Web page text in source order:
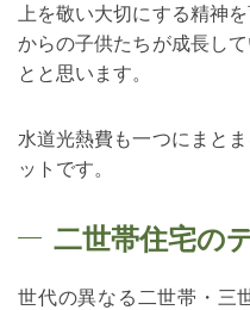
上を敬い大切にする精神
からの子供たちが成長し
とと思います。
水道光熱費も一つにまと
ットです。
二世帯住宅の
世代の異なる二世帯・三